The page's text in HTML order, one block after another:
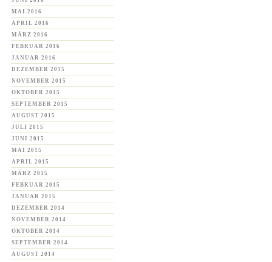
MAI 2016
APRIL 2016
MÄRZ 2016
FEBRUAR 2016
JANUAR 2016
DEZEMBER 2015
NOVEMBER 2015
OKTOBER 2015
SEPTEMBER 2015
AUGUST 2015
JULI 2015
JUNI 2015
MAI 2015
APRIL 2015
MÄRZ 2015
FEBRUAR 2015
JANUAR 2015
DEZEMBER 2014
NOVEMBER 2014
OKTOBER 2014
SEPTEMBER 2014
AUGUST 2014